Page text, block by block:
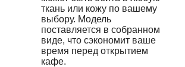
ткань или кожу по вашему
выбору. Модель
поставляется в собранном
виде, что сэкономит ваше
время перед открытием
кафе.